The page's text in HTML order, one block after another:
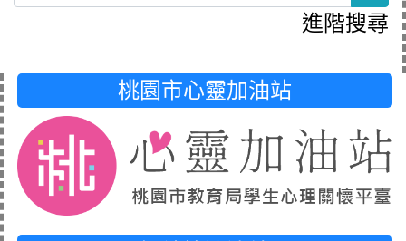
進階搜尋
桃園市心靈加油站